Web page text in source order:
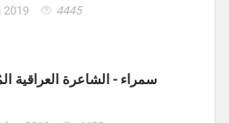
2019 4445
سمراء - الشاعرة العراقية